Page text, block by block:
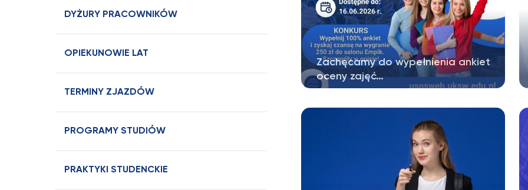
DYŻURY PRACOWNIKÓW
OPIEKUNOWIE LAT
TERMINY ZJAZDÓW
PROGRAMY STUDIÓW
PRAKTYKI STUDENCKIE
Zachęcamy do wypełnienia ankiet
oceny zajęć…
systemie USOSweb są już dostępne